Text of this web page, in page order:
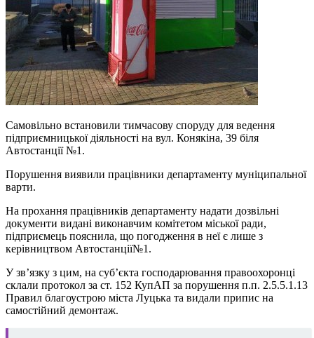
Самовільно встановили тимчасову споруду для ведення
підприємницької діяльності на вул. Конякіна, 39 біля
Автостанції №1.
Порушення виявили працівники департаменту муніципальної
варти.
На прохання працівників департаменту надати дозвільні
документи видані виконавчим комітетом міської ради,
підприємець пояснила, що погодження в неї є лише з
керівництвом Автостанції№1.
У зв’язку з цим, на суб’єкта господарювання правоохоронці
склали протокол за ст. 152 КупАП за порушення п.п. 2.5.5.1.13
Правил благоустрою міста Луцька та видали припис на
самостійний демонтаж.